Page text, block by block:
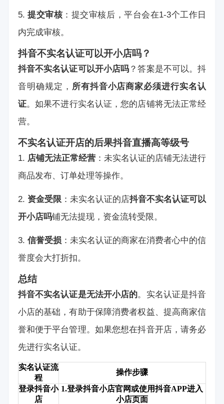
5.提交审核：提交审核后，平台会在1-3个工作日
内完成审核。
抖音不实名认证可以开小店吗？
抖音不实名认证可以开小店吗 ？答案是不可以。抖
音明确规定， 所有抖音小店商家必须进行实名认
证。如果不进行实名认证，您的店铺将无法正常经
营。
不实名认证开店的后果抖音直播高等级号
1. 店铺无法正常经营 ：未实名认证的店铺无法进行
商品发布、订单处理等操作。
2. 资金受限：未实名认证的店抖音不实名认证可以
开小店吗铺无法提现，资金流转受限。
3. 信誉受损 ：未实名认证的商家在消费者心中的信
誉度会大打折扣。
总结
抖音不实名认证是无法开小店的。实名认证是抖音
小店的基础，有助于保障消费者权益、提高商家信
誉和便于平台管理。如果您想在抖音开店，请务必
先进行实名认证。
实名认证流
程
操作步骤
登录抖音小
店
1.登录抖音小店官网或使用抖音APP进入
小店页面